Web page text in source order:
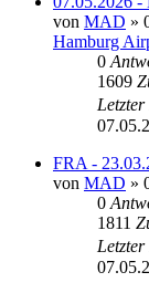
von MAD »
Hamburg
0
1609
FRA -
von MAD »
0
1811